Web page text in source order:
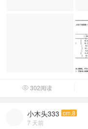
 302阅读
小木头333 cm.8
7 天前